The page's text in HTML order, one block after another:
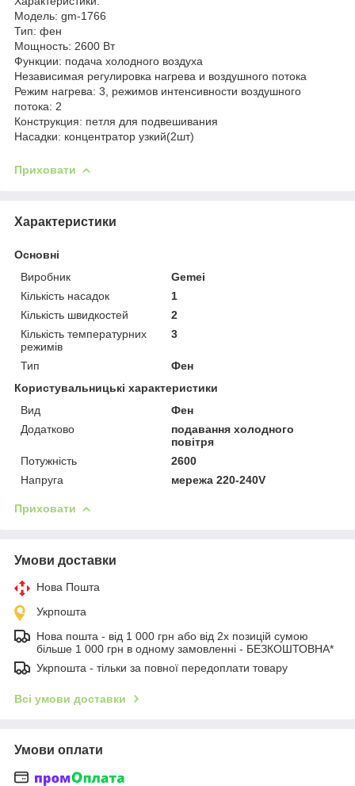
Модель: gm-1766
Тип: фен
Мощность: 2600 Вт
Функции: подача холодного воздуха
Независимая регулировка нагрева и воздушного потока
Режим нагрева: 3, режимов интенсивности воздушного
потока: 2
Конструкция: петля для подвешивания
Насадки: концентратор узкий(2шт)
Приховати
Характеристики
Основні
Виробник
Gemei
Кількість насадок
1
Кількість швидкостей
2
Кількість температурних
режимів
3
Тип
Фен
Користувальницькі характеристики
Вид
Фен
Додатково
подавання холодного
повітря
Потужність
2600
Напруга
мережа 220-240V
Приховати
Умови доставки
Нова Пошта
Укрпошта
Нова пошта - від 1 000 грн або від 2х позицій сумою
більше 1 000 грн в одному замовленні - БЕЗКОШТОВНА*
Укрпошта - тільки за повної передоплати товару
Всі умови доставки
Умови оплати